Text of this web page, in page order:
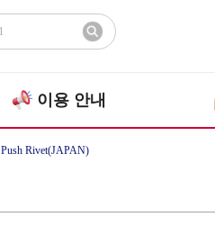
이용 안내
Push Rivet(JAPAN)